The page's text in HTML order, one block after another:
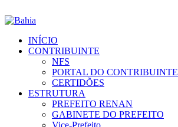
INÍCIO
CONTRIBUINTE
NFS
PORTAL DO CONTRIBUINTE
CERTIDÕES
ESTRUTURA
PREFEITO RENAN
GABINETE DO PREFEITO
Vice-Prefeito